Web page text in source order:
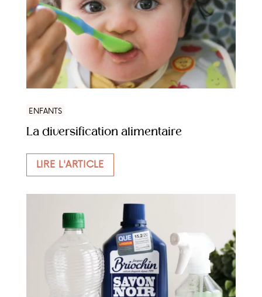
ENFANTS
La diversification alimentaire
LIRE L'ARTICLE